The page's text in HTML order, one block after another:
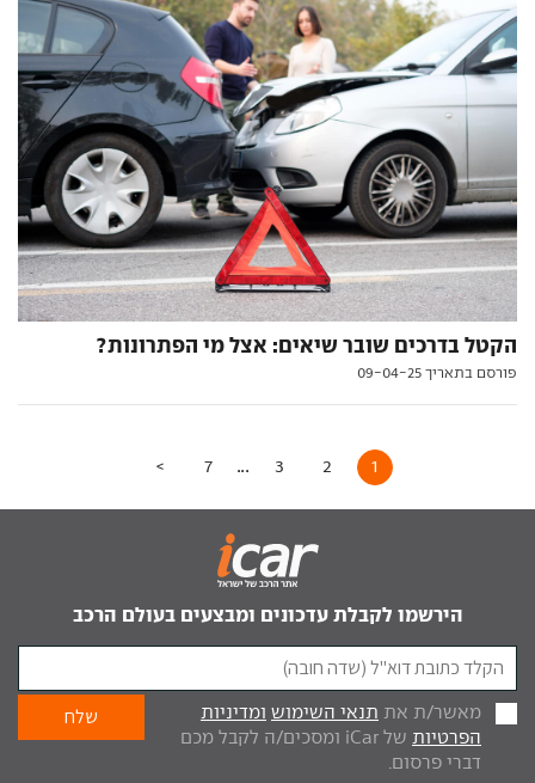
הקטל בדרכים שובר שיאים: אצל מי הפתרונות?
פורסם בתאריך 09-04-25
1
2
3
...
7
>
הירשמו לקבלת עדכונים ומבצעים בעולם הרכב
מאשר/ת את תנאי השימוש ומדיניות
הפרטיות
של iCar ומסכים/ה לקבל מכם
דברי פרסום.